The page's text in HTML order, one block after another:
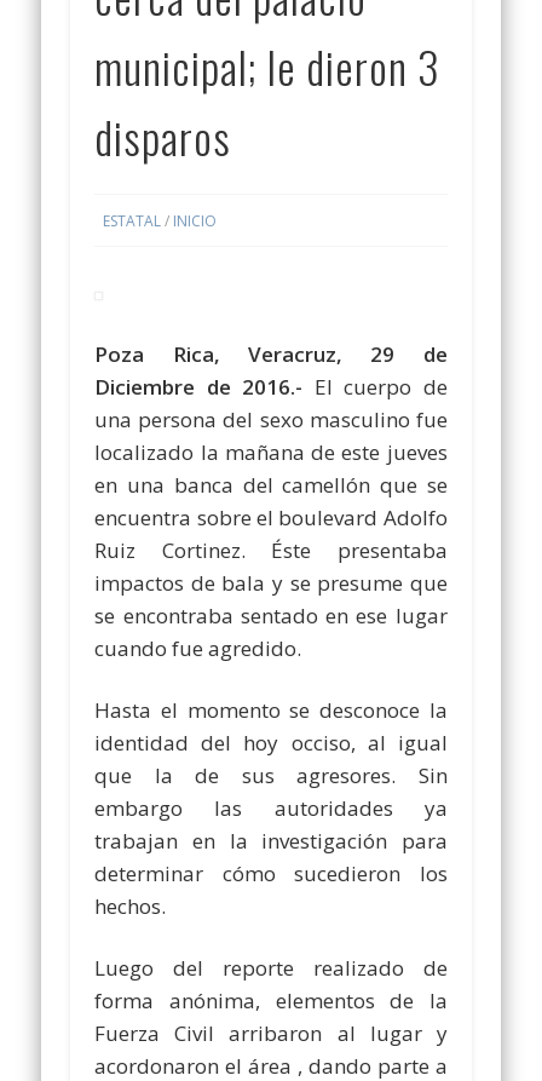
municipal; le dieron 3
disparos
ESTATAL/ INICIO
Poza Rica, Veracruz, 29 de
Diciembre de 2016.- El cuerpo de
una persona del sexo masculino fue
localizado la mañana de este jueves
en una banca del camellón que se
encuentra sobre el boulevard Adolfo
Ruiz Cortinez. Éste presentaba
impactos de bala y se presume que
se encontraba sentado en ese lugar
cuando fue agredido.
Hasta el momento se desconoce la
identidad del hoy occiso, al igual
que la de sus agresores. Sin
embargo las autoridades ya
trabajan en la investigación para
determinar cómo sucedieron los
hechos.
Luego del reporte realizado de
forma anónima, elementos de la
Fuerza Civil arribaron al lugar y
acordonaron el área , dando parte a